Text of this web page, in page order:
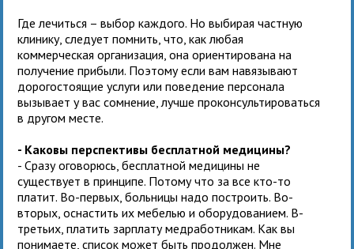
Где лечиться – выбор каждого. Но выбирая частную
клинику, следует помнить, что, как любая
коммерческая организация, она ориентирована на
получение прибыли. Поэтому если вам навязывают
дорогостоящие услуги или поведение персонала
вызывает у вас сомнение, лучше проконсультироваться
в другом месте.
- Каковы перспективы бесплатной медицины?
- Сразу оговорюсь, бесплатной медицины не
существует в принципе. Потому что за все кто-то
платит. Во-первых, больницы надо построить. Во-
вторых, оснастить их мебелью и оборудованием. В-
третьих, платить зарплату медработникам. Как вы
понимаете, список может быть продолжен. Мне